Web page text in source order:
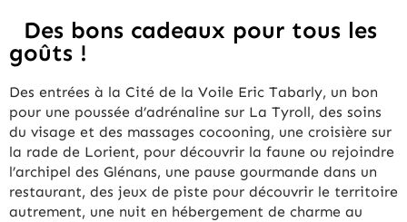
Des bons cadeaux pour tous les
goûts !
Des entrées à la Cité de la Voile Eric Tabarly, un bon
pour une poussée d’adrénaline sur La Tyroll, des soins
du visage et des massages cocooning, une croisière sur
la rade de Lorient, pour découvrir la faune ou rejoindre
l’archipel des Glénans, une pause gourmande dans un
restaurant, des jeux de piste pour découvrir le territoire
autrement, une nuit en hébergement de charme au